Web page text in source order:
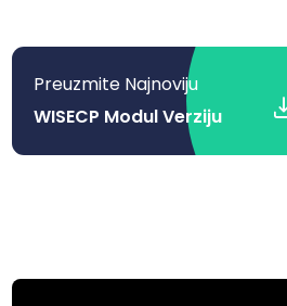
Preuzmite Najnoviju
WISECP Modul Verziju